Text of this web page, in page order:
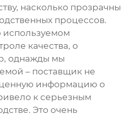
насколько прозрачны
процессов.
используемом
качества, о
однажды мы
– поставщик не
информацию о
к серьезным
Это очень